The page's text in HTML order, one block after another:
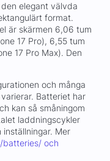
elegant välvda
format.
är skärmen 6,06 tum
17 Pro), 6,55 tum
17 Pro Max). Den
och många
Batteriet har
kan så småningom
laddningscykler
Mer
batteries/ och